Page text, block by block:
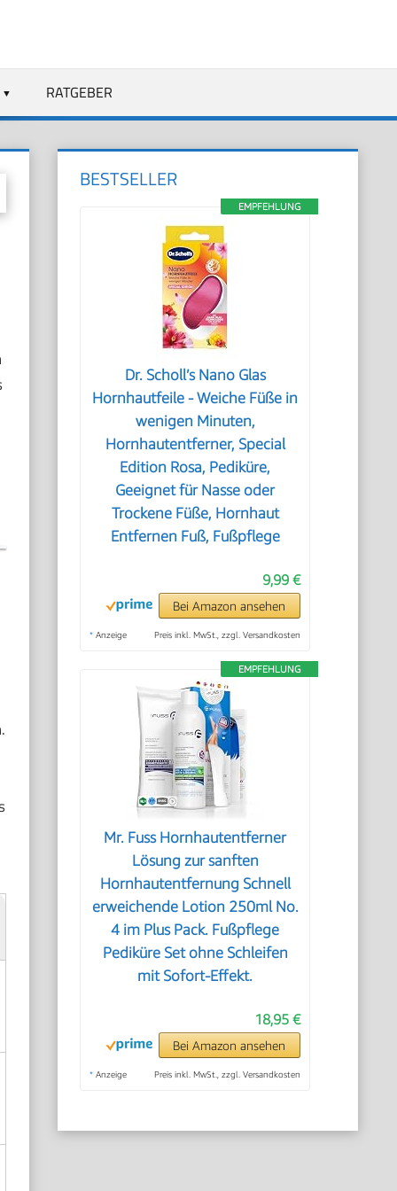
RATGEBER
BESTSELLER
EMPFEHLUNG
Dr. Scholl’s Nano Glas
Hornhautfeile - Weiche Füße in
wenigen Minuten,
Hornhautentferner, Special
Edition Rosa, Pediküre,
Geeignet für Nasse oder
Trockene Füße, Hornhaut
Entfernen Fuß, Fußpflege
9,99 €
Bei Amazon ansehen
* Anzeige Preis inkl. MwSt., zzgl. Versandkosten
EMPFEHLUNG
Mr. Fuss Hornhautentferner
Lösung zur sanften
Hornhautentfernung Schnell
erweichende Lotion 250ml No.
4 im Plus Pack. Fußpflege
Pediküre Set ohne Schleifen
mit Sofort-Effekt.
18,95 €
Bei Amazon ansehen
* Anzeige Preis inkl. MwSt., zzgl. Versandkosten